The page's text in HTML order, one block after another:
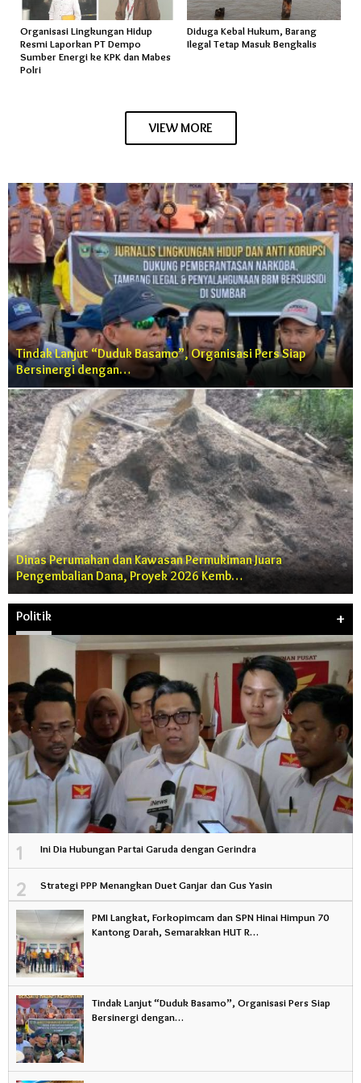
Organisasi Lingkungan Hidup
Resmi Laporkan PT Dempo
Sumber Energi ke KPK dan Mabes
Polri
Diduga Kebal Hukum, Barang
Ilegal Tetap Masuk Bengkalis
VIEW MORE
Tindak Lanjut “Duduk Basamo”, Organisasi Pers Siap
Bersinergi dengan…
Dinas Perumahan dan Kawasan Permukiman Juara
Pengembalian Dana, Proyek 2026 Kemb…
Politik +
1 Ini Dia Hubungan Partai Garuda dengan Gerindra
2 Strategi PPP Menangkan Duet Ganjar dan Gus Yasin
PMI Langkat, Forkopimcam dan SPN Hinai Himpun 70
Kantong Darah, Semarakkan HUT R…
Tindak Lanjut “Duduk Basamo”, Organisasi Pers Siap
Bersinergi dengan…